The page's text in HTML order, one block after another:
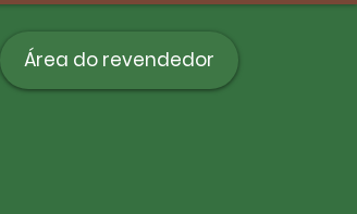
Área do revendedor